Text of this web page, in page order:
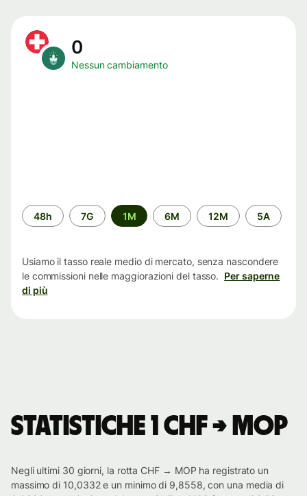
0
Nessun cambiamento
Periodo
di
48h 7G 1M 6M 12M 5A
Usiamo il tasso reale medio di mercato, senza nascondere
le commissioni nelle maggiorazioni del tasso. Per saperne
di più
Statistiche 1 CHF → MOP
Negli ultimi 30 giorni, la rotta CHF → MOP ha registrato un
massimo di 10,0332 e un minimo di 9,8558, con una media di